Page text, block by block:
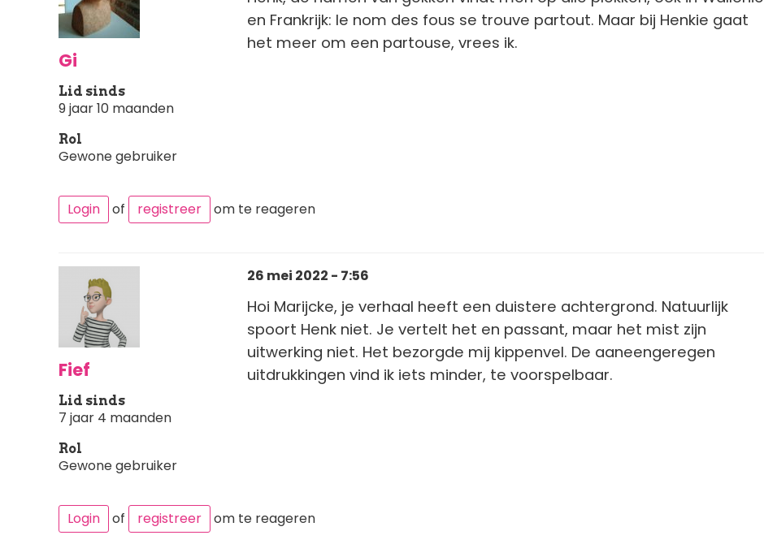
Gi
Lid sinds
9 jaar 10 maanden
Rol
Gewone gebruiker
en Frankrijk: le nom des fous se trouve partout. Maar bij Henkie gaat
het meer om een partouse, vrees ik.
Login of registreer om te reageren
Fief
Lid sinds
7 jaar 4 maanden
Rol
Gewone gebruiker
26 mei 2022 - 7:56
Hoi Marijcke, je verhaal heeft een duistere achtergrond. Natuurlijk
spoort Henk niet. Je vertelt het en passant, maar het mist zijn
uitwerking niet. Het bezorgde mij kippenvel. De aaneengeregen
uitdrukkingen vind ik iets minder, te voorspelbaar.
Login of registreer om te reageren